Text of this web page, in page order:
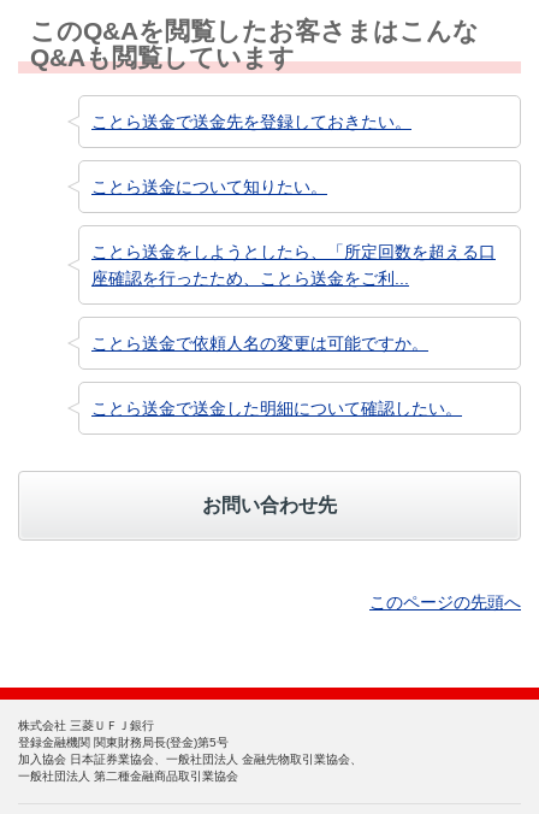
このQ&Aを閲覧したお客さまはこんな
Q&Aも閲覧しています
ことら送金で送金先を登録しておきたい。
ことら送金について知りたい。
ことら送金をしようとしたら、「所定回数を超える口
座確認を行ったため、ことら送金をご利...
ことら送金で依頼人名の変更は可能ですか。
ことら送金で送金した明細について確認したい。
お問い合わせ先
このページの先頭へ
株式会社 三菱ＵＦＪ銀行
登録金融機関 関東財務局長(登金)第5号
加入協会 日本証券業協会、一般社団法人 金融先物取引業協会、
一般社団法人 第二種金融商品取引業協会